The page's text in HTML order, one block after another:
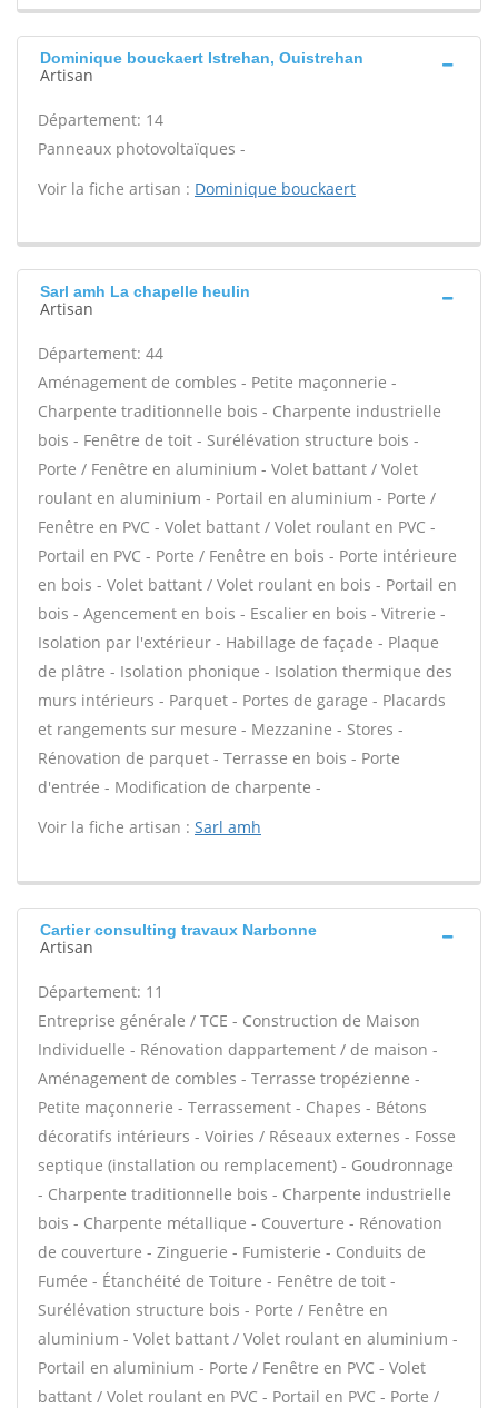
Dominique bouckaert Istrehan, Ouistrehan
Artisan
Département: 14
Panneaux photovoltaïques -
Voir la fiche artisan : Dominique bouckaert
Sarl amh La chapelle heulin
Artisan
Département: 44
Aménagement de combles - Petite maçonnerie -
Charpente traditionnelle bois - Charpente industrielle
bois - Fenêtre de toit - Surélévation structure bois -
Porte / Fenêtre en aluminium - Volet battant / Volet
roulant en aluminium - Portail en aluminium - Porte /
Fenêtre en PVC - Volet battant / Volet roulant en PVC -
Portail en PVC - Porte / Fenêtre en bois - Porte intérieure
en bois - Volet battant / Volet roulant en bois - Portail en
bois - Agencement en bois - Escalier en bois - Vitrerie -
Isolation par l'extérieur - Habillage de façade - Plaque
de plâtre - Isolation phonique - Isolation thermique des
murs intérieurs - Parquet - Portes de garage - Placards
et rangements sur mesure - Mezzanine - Stores -
Rénovation de parquet - Terrasse en bois - Porte
d'entrée - Modification de charpente -
Voir la fiche artisan : Sarl amh
Cartier consulting travaux Narbonne
Artisan
Département: 11
Entreprise générale / TCE - Construction de Maison
Individuelle - Rénovation dappartement / de maison -
Aménagement de combles - Terrasse tropézienne -
Petite maçonnerie - Terrassement - Chapes - Bétons
décoratifs intérieurs - Voiries / Réseaux externes - Fosse
septique (installation ou remplacement) - Goudronnage
- Charpente traditionnelle bois - Charpente industrielle
bois - Charpente métallique - Couverture - Rénovation
de couverture - Zinguerie - Fumisterie - Conduits de
Fumée - Étanchéité de Toiture - Fenêtre de toit -
Surélévation structure bois - Porte / Fenêtre en
aluminium - Volet battant / Volet roulant en aluminium -
Portail en aluminium - Porte / Fenêtre en PVC - Volet
battant / Volet roulant en PVC - Portail en PVC - Porte /